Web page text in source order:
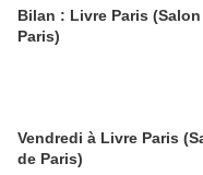
Bilan : Livre Paris
Paris)
Vendredi à Livre Paris
de Paris)